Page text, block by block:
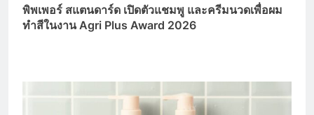
พิพเพอร์ สแตนดาร์ด เปิดตัวแชมพู และครีมนวดเพื่อผม
ทำสีในงาน Agri Plus Award 2026